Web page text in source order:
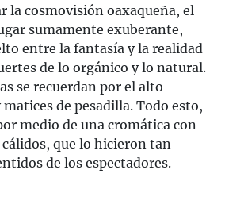
cosmovisión oaxaqueña, el
sumamente exuberante,
entre la fantasía y la realidad
de lo orgánico y lo natural.
se recuerdan por el alto
de pesadilla. Todo esto,
medio de una cromática con
que lo hicieron tan
de los espectadores.